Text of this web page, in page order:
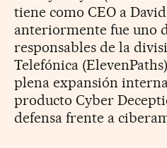
tiene como CEO a
anteriormente fue uno
responsables de la
Telefónica
plena expansión
producto Cyber
defensa frente a